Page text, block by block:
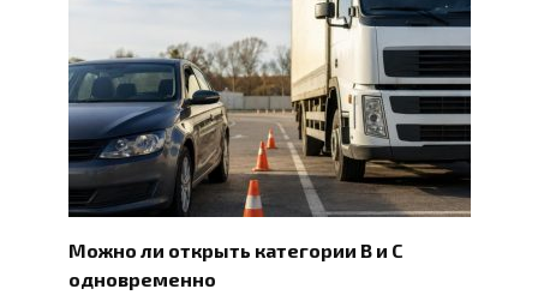
Можно ли открыть категории B и C
одновременно